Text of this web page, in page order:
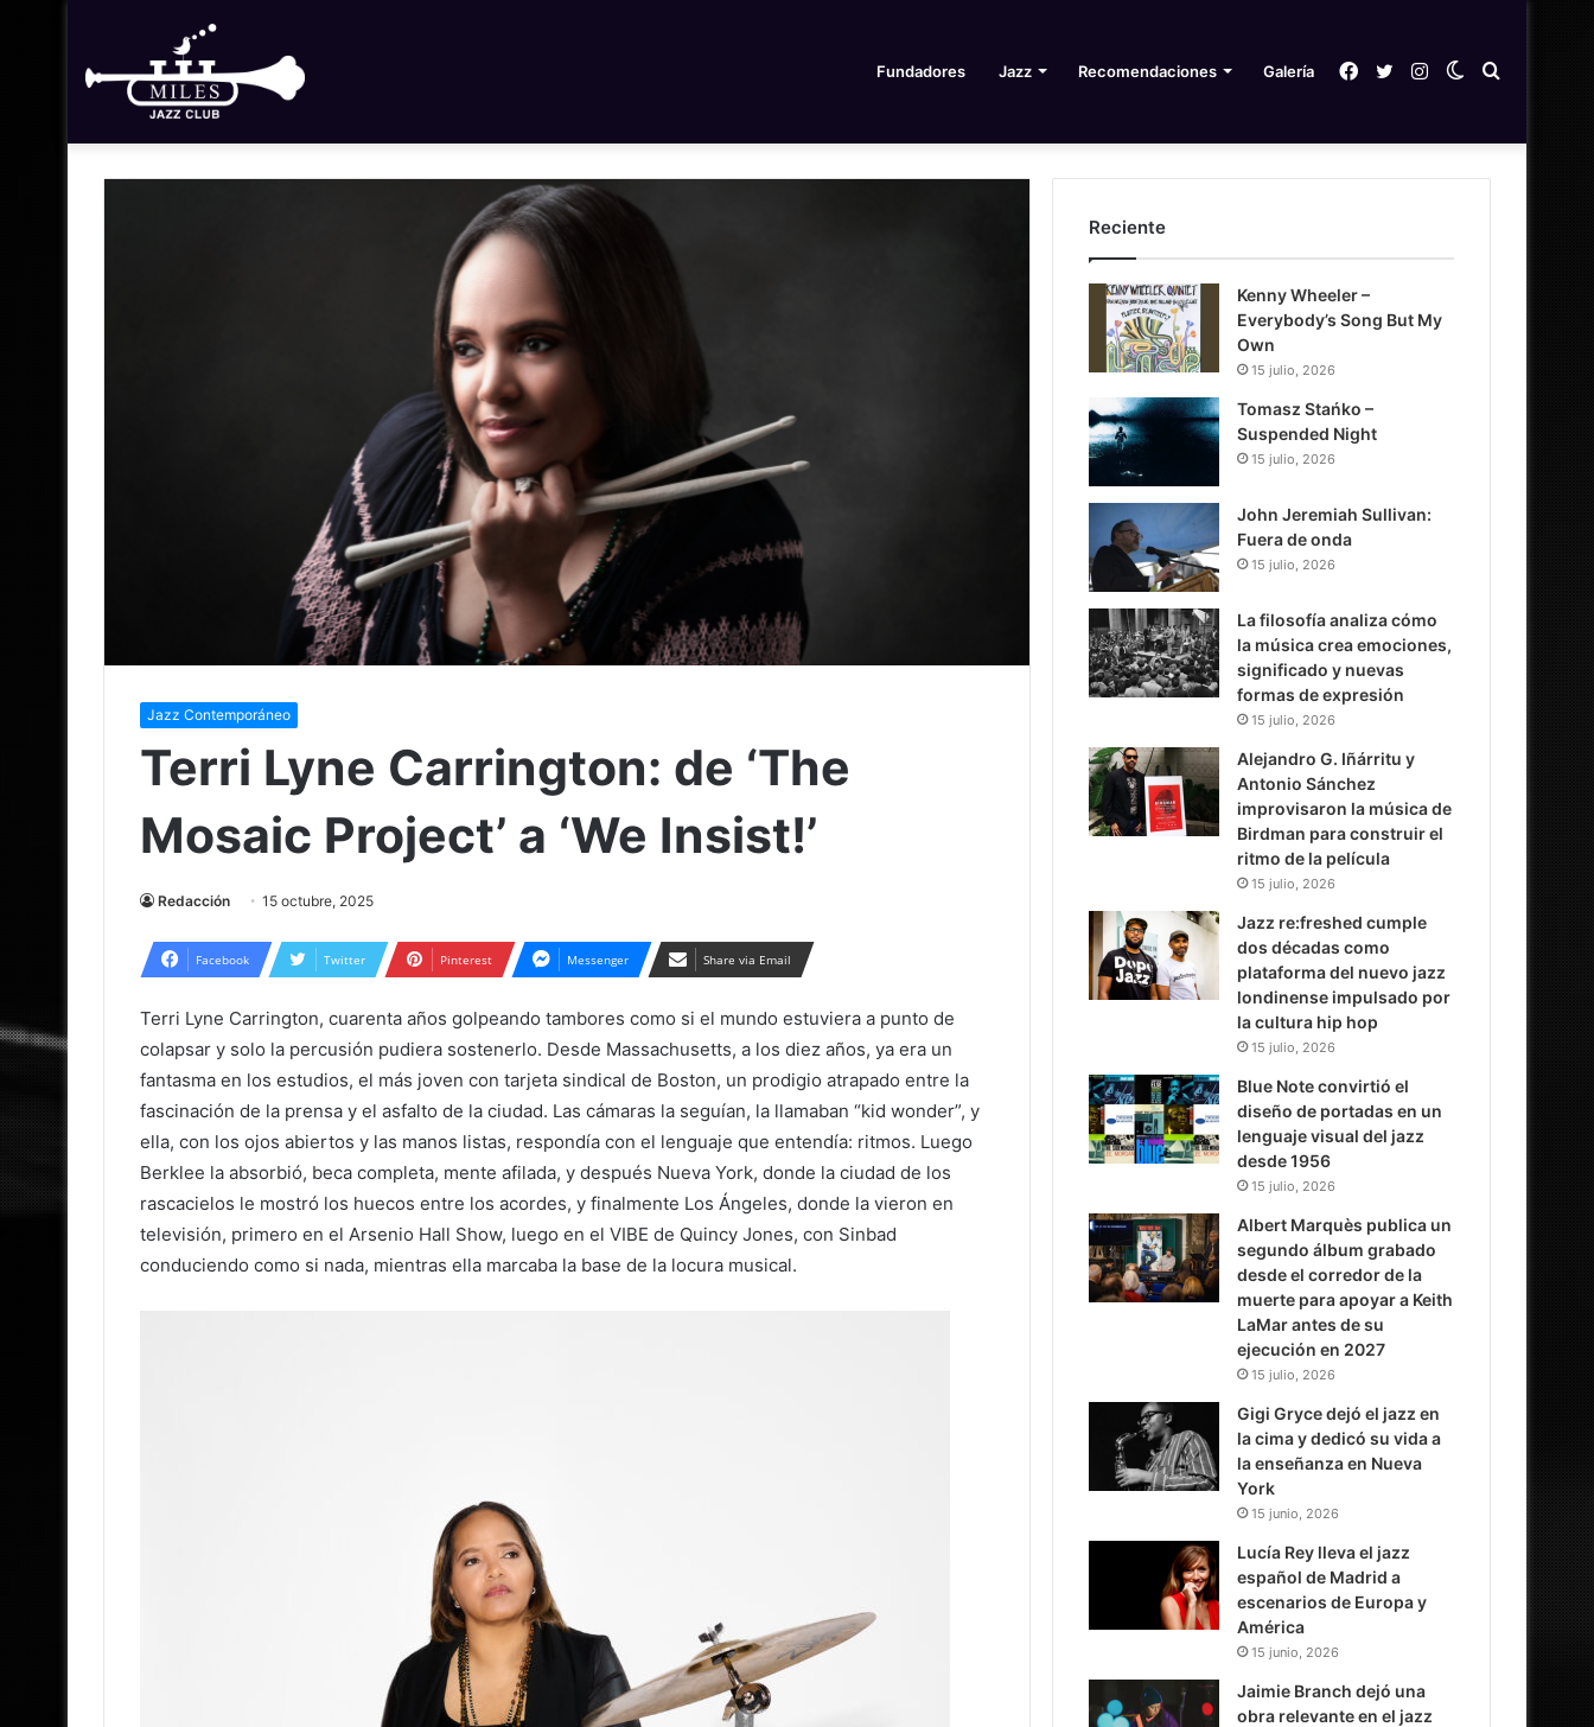
Fundadores Jazz Recomendaciones Galería Search
Switch
Instagram
Twitter
Facebook
Jazz Contemporáneo
Terri Lyne Carrington: de ‘The
Mosaic Project’ a ‘We Insist!’
Redacción 15 octubre, 2025
Facebook Twitter Pinterest Messenger Share via Email
Terri Lyne Carrington, cuarenta años golpeando tambores como si el mundo estuviera a punto de
colapsar y solo la percusión pudiera sostenerlo. Desde Massachusetts, a los diez años, ya era un
fantasma en los estudios, el más joven con tarjeta sindical de Boston, un prodigio atrapado entre la
fascinación de la prensa y el asfalto de la ciudad. Las cámaras la seguían, la llamaban “kid wonder”, y
ella, con los ojos abiertos y las manos listas, respondía con el lenguaje que entendía: ritmos. Luego
Berklee la absorbió, beca completa, mente afilada, y después Nueva York, donde la ciudad de los
rascacielos le mostró los huecos entre los acordes, y finalmente Los Ángeles, donde la vieron en
televisión, primero en el Arsenio Hall Show, luego en el VIBE de Quincy Jones, con Sinbad
conduciendo como si nada, mientras ella marcaba la base de la locura musical.
Reciente
Kenny Wheeler –
Everybody’s Song But My
Own
15 julio, 2026
Tomasz Stańko –
Suspended Night
15 julio, 2026
John Jeremiah Sullivan:
Fuera de onda
15 julio, 2026
La filosofía analiza cómo
la música crea emociones,
significado y nuevas
formas de expresión
15 julio, 2026
Alejandro G. Iñárritu y
Antonio Sánchez
improvisaron la música de
Birdman para construir el
ritmo de la película
15 julio, 2026
Jazz re:freshed cumple
dos décadas como
plataforma del nuevo jazz
londinense impulsado por
la cultura hip hop
15 julio, 2026
Blue Note convirtió el
diseño de portadas en un
lenguaje visual del jazz
desde 1956
15 julio, 2026
Albert Marquès publica un
segundo álbum grabado
desde el corredor de la
muerte para apoyar a Keith
LaMar antes de su
ejecución en 2027
15 julio, 2026
Gigi Gryce dejó el jazz en
la cima y dedicó su vida a
la enseñanza en Nueva
York
15 junio, 2026
Lucía Rey lleva el jazz
español de Madrid a
escenarios de Europa y
América
15 junio, 2026
Jaimie Branch dejó una
obra relevante en el jazz